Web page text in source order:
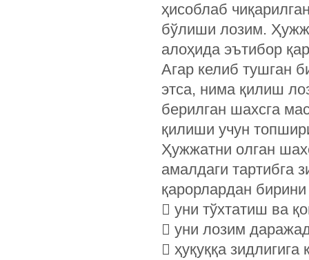
ҳисоблаб
бўлиши лозим.
алоҳида эътибор
Агар келиб тушган
этса, нима қилиш
берилган шахсга
қилиши учун
Ҳужжатни олган
амалдаги тартибга
қарорлардан
 уни тўхтатиш ва
 уни лозим
 ҳуқуққа